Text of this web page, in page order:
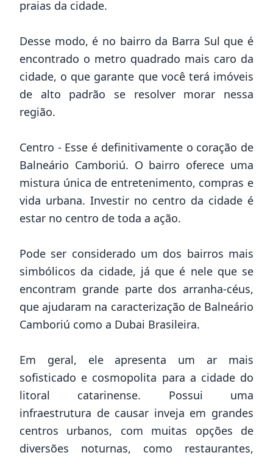
praias da cidade.
Desse modo, é no bairro da Barra Sul que é
encontrado o metro quadrado mais caro da
cidade, o que garante que você terá imóveis
de alto padrão se resolver morar nessa
região.
Centro - Esse é definitivamente o coração de
Balneário Camboriú. O bairro oferece uma
mistura única de entretenimento, compras e
vida urbana. Investir no centro da cidade é
estar no centro de toda a ação.
Pode ser considerado um dos bairros mais
simbólicos da cidade, já que é nele que se
encontram grande parte dos arranha-céus,
que ajudaram na caracterização de Balneário
Camboriú como a Dubai Brasileira.
Em geral, ele apresenta um ar mais
sofisticado e cosmopolita para a cidade do
litoral catarinense. Possui uma
infraestrutura de causar inveja em grandes
centros urbanos, com muitas opções de
diversões noturnas, como restaurantes,